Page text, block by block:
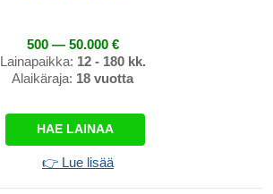
500 — 50.000 €
Lainapaikka: 12 - 180 kk.
Alaikäraja: 18 vuotta
HAE LAINAA
👉 Lue lisää